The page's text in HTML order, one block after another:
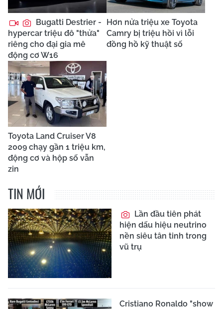
Bugatti Destrier -
hypercar triệu đô "thửa"
riêng cho đại gia mê
động cơ W16
Hơn nửa triệu xe Toyota
Camry bị triệu hồi vì lỗi
đồng hồ kỹ thuật số
Toyota Land Cruiser V8
2009 chạy gần 1 triệu km,
động cơ và hộp số vẫn
zin
TIN MỚI
Lần đầu tiên phát
hiện dấu hiệu neutrino
nền siêu tân tinh trong
vũ trụ
Cristiano Ronaldo "show